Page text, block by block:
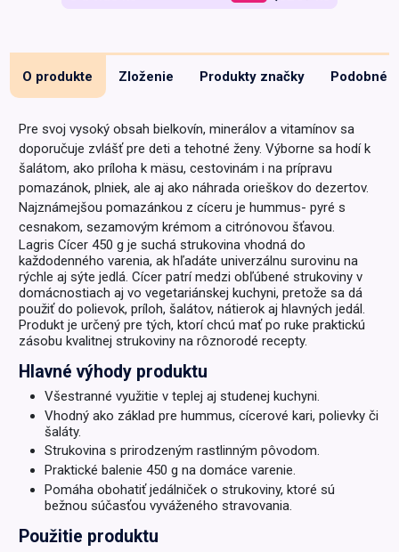
O produkte Zloženie Produkty značky Podobné
Pre svoj vysoký obsah bielkovín, minerálov a vitamínov sa
doporučuje zvlášť pre deti a tehotné ženy. Výborne sa hodí k
šalátom, ako príloha k mäsu, cestovinám i na prípravu
pomazánok, plniek, ale aj ako náhrada orieškov do dezertov.
Najznámejšou pomazánkou z cíceru je hummus- pyré s
cesnakom, sezamovým krémom a citrónovou šťavou.
Lagris Cícer 450 g je suchá strukovina vhodná do
každodenného varenia, ak hľadáte univerzálnu surovinu na
rýchle aj sýte jedlá. Cícer patrí medzi obľúbené strukoviny v
domácnostiach aj vo vegetariánskej kuchyni, pretože sa dá
použiť do polievok, príloh, šalátov, nátierok aj hlavných jedál.
Produkt je určený pre tých, ktorí chcú mať po ruke praktickú
zásobu kvalitnej strukoviny na rôznorodé recepty.
Hlavné výhody produktu
Všestranné využitie v teplej aj studenej kuchyni.
Vhodný ako základ pre hummus, cícerové kari, polievky či
šaláty.
Strukovina s prirodzeným rastlinným pôvodom.
Praktické balenie 450 g na domáce varenie.
Pomáha obohatiť jedálniček o strukoviny, ktoré sú
bežnou súčasťou vyváženého stravovania.
Použitie produktu